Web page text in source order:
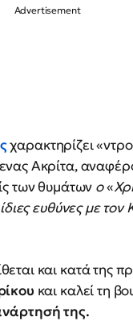
χαρακτηρίζει
Ακρίτα,
των θυμάτων ο«
ίδιες ευθύνες με
και κατά της
και καλεί τη
της.